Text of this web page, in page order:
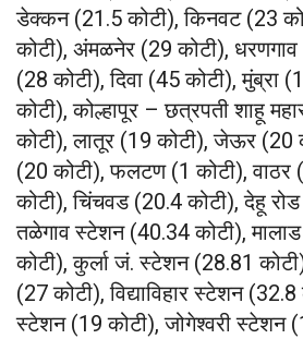
डेक्कन (21.5 कोटी), किनवट (23
कोटी), अंमळनेर (29 कोटी), धरणगाव
(28 कोटी), दिवा (45 कोटी), मुंब्रा
कोटी), कोल्हापूर – छत्रपती शाहू
कोटी), लातूर (19 कोटी), जेऊर (20
(20 कोटी), फलटण (1 कोटी), वाठर
कोटी), चिंचवड (20.4 कोटी), देहू
तळेगाव स्टेशन (40.34 कोटी),
कोटी), कुर्ला जं. स्टेशन (28.81
(27 कोटी), विद्याविहार स्टेशन (32.8
स्टेशन (19 कोटी), जोगेश्वरी स्टेशन